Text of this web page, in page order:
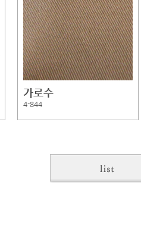
가로수
4-844